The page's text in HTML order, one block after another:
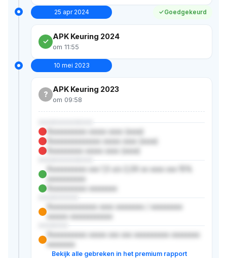
25 apr 2024 Goedgekeurd
APK Keuring 2024
om 11:55
10 mei 2023
?
APK Keuring 2023
om 09:58
Xxxxxxxxxxx xxxxx xxxx (xxxx)
Xxxxxxxxxxxxxxx xxxxx xxxx (xxxx)
Xxxxxxxxxxx xxx 1,5 x/x 2,0X xx xxxx xxx 15%
Xxxxxxxxxxx xxxxxxxx
Xxxxxxxxxxxxxx xxxx xxxxxxxx / xxxxxxxxx
Xxxxxxxxxxx xxxxx xxx xxx xxxxxxxxxx xxxxxxxx
Bekijk alle gebreken in het premium rapport